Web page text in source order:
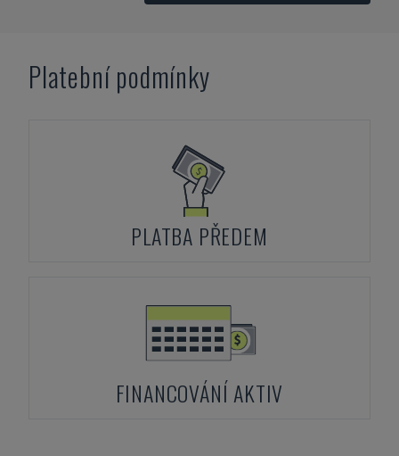
Platební podmínky
PLATBA PŘEDEM
FINANCOVÁNÍ AKTIV